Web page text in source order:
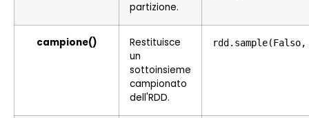
partizione.
campione()
Restituisce
un
sottoinsieme
campionato
dell'RDD.